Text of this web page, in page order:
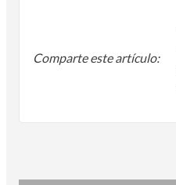
Comparte este artículo: